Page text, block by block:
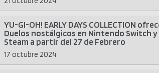
YU-GI-OH! EARLY DAYS COLLECTION
Duelos nostálgicos en Nintendo Switch y
Steam a partir del 27 de Febrero
17 octubre 2024